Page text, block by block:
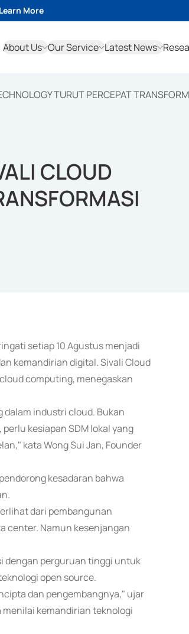
Learn More
About Us Our Service Latest News
TURUT PERCEPAT
CLOUD
setiap 10 Agustus menjadi
kemandirian digital. Sivali Cloud
computing, menegaskan
dalam industri cloud. Bukan
kesiapan SDM lokal yang
kata Wong Sui Jan, Founder
kesadaran bahwa
dari pembangunan
center. Namun kesenjangan
dengan perguruan tinggi untuk
open source.
dan pengembangnya," ujar
kemandirian teknologi